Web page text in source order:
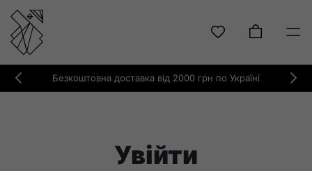
content
Безкоштовна доставка від 2000 грн по Україні
Previous
Увійти